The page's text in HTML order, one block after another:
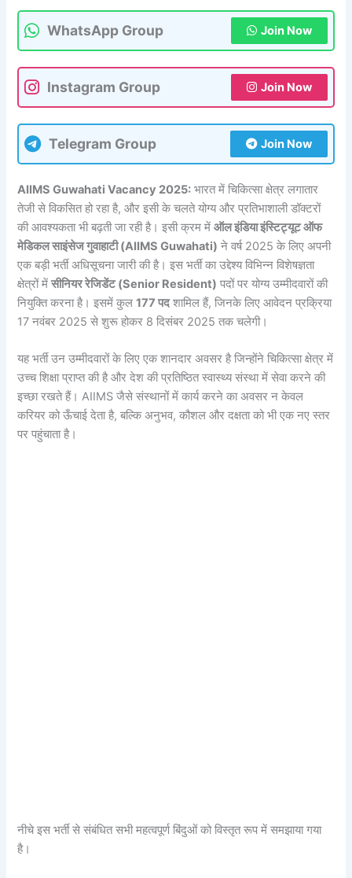
WhatsApp Group Join Now
Instagram Group Join Now
Telegram Group Join Now
AIIMS Guwahati Vacancy 2025: भारत में चिकित्सा क्षेत्र लगातार
तेजी से विकसित हो रहा है, और इसी के चलते योग्य और प्रतिभाशाली डॉक्टरों
की आवश्यकता भी बढ़ती जा रही है। इसी क्रम मेंऑल इंडिया इंस्टिट्यूट ऑफ
मेडिकल साइंसेज गुवाहाटी (AIIMS Guwahati) ने वर्ष 2025 के लिए अपनी
एक बड़ी भर्ती अधिसूचना जारी की है। इस भर्ती का उद्देश्य विभिन्न विशेषज्ञता
क्षेत्रों मेंसीनियर रेजिडेंट (Senior Resident) पदों पर योग्य उम्मीदवारों की
नियुक्ति करना है। इसमें कुल177 पदशामिल हैं, जिनके लिए आवेदन प्रक्रिया
17 नवंबर 2025 से शुरू होकर 8 दिसंबर 2025 तक चलेगी।
यह भर्ती उन उम्मीदवारों के लिए एक शानदार अवसर है जिन्होंने चिकित्सा क्षेत्र में
उच्च शिक्षा प्राप्त की है और देश की प्रतिष्ठित स्वास्थ्य संस्था में सेवा करने की
इच्छा रखते हैं। AIIMS जैसे संस्थानों में कार्य करने का अवसर न केवल
करियर को ऊँचाई देता है, बल्कि अनुभव, कौशल और दक्षता को भी एक नए स्तर
पर पहुंचाता है।
नीचे इस भर्ती से संबंधित सभी महत्वपूर्ण बिंदुओं को विस्तृत रूप में समझाया गया
है।